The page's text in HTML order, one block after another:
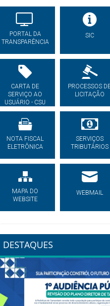
PORTAL DA
TRANSPARÊNCIA
SIC
CARTA DE
SERVIÇO AO
USUÁRIO - CSU
PROCESSOS
LICITAÇÃO
NOTA FISCAL
ELETRÔNICA
SERVIÇOS
TRIBUTÁRIOS
MAPA DO
WEBSITE
WEBMAIL
DESTAQUES